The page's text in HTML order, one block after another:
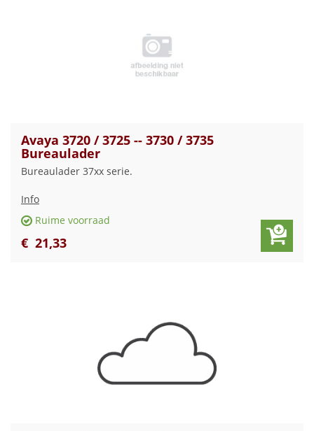
Avaya 3720 / 3725 -- 3730 / 3735
Bureaulader
Bureaulader 37xx serie.
Info
Ruime voorraad
€ 21,33